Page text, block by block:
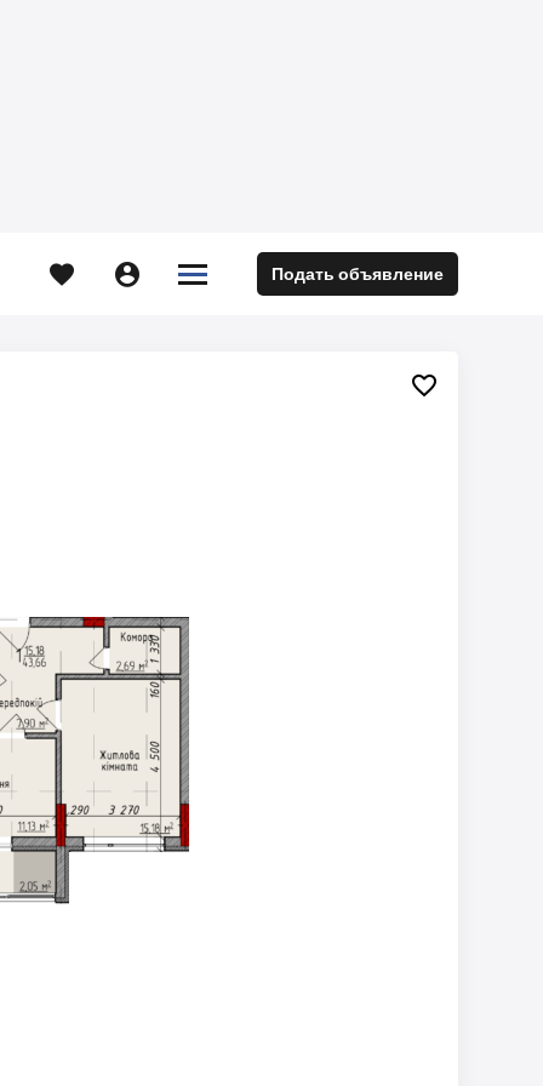
  

 Подать объявление
